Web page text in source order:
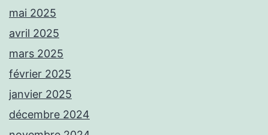
mai 2025
avril 2025
mars 2025
février 2025
janvier 2025
décembre 2024